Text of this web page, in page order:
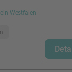
Westfalen